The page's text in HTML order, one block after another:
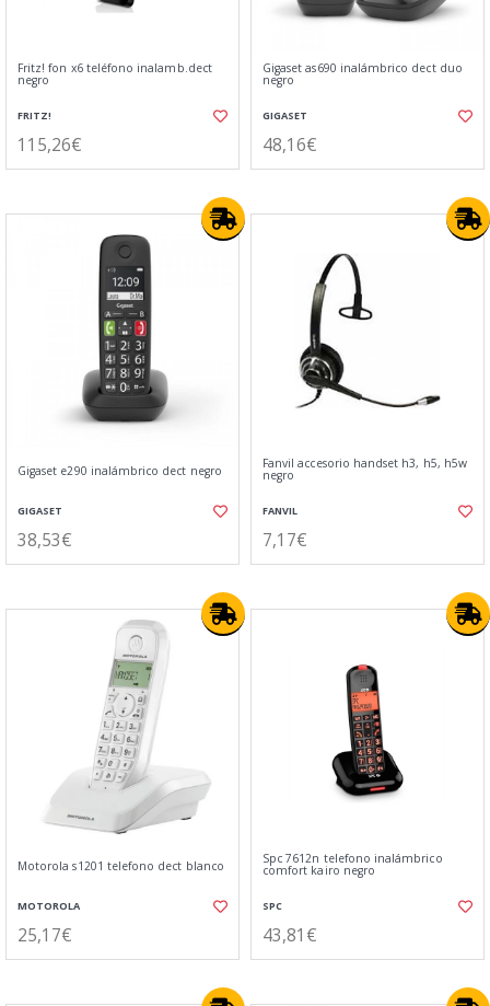
Fritz! fon x6 teléfono inalamb.dect
negro
FRITZ!
115,26€
Gigaset as690 inalámbrico dect duo
negro
GIGASET
48,16€
Gigaset e290 inalámbrico dect negro
GIGASET
38,53€
Fanvil accesorio handset h3, h5, h5w
negro
FANVIL
7,17€
Motorola s1201 telefono dect blanco
MOTOROLA
25,17€
Spc 7612n telefono inalámbrico
comfort kairo negro
SPC
43,81€